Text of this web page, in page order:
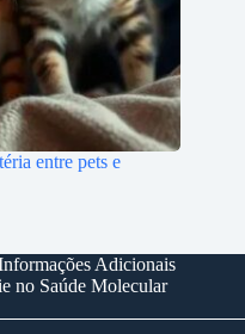
entre pets e
Adicionais
no Saúde Molecular